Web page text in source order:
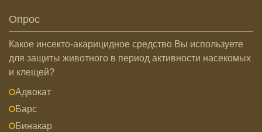
Опрос
Какое инсекто-акарицидное средство Вы используете
для защиты животного в период активности насекомых
и клещей?
Адвокат
Барс
Бинакар